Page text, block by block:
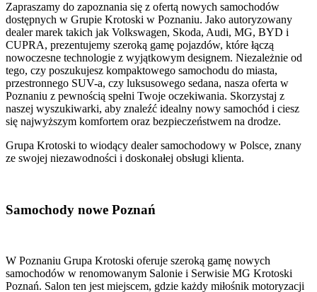
Zapraszamy do zapoznania się z ofertą nowych samochodów
dostępnych w Grupie Krotoski w Poznaniu. Jako autoryzowany
dealer marek takich jak Volkswagen, Skoda, Audi, MG, BYD i
CUPRA, prezentujemy szeroką gamę pojazdów, które łączą
nowoczesne technologie z wyjątkowym designem. Niezależnie od
tego, czy poszukujesz kompaktowego samochodu do miasta,
przestronnego SUV-a, czy luksusowego sedana, nasza oferta w
Poznaniu z pewnością spełni Twoje oczekiwania. Skorzystaj z
naszej wyszukiwarki, aby znaleźć idealny nowy samochód i ciesz
się najwyższym komfortem oraz bezpieczeństwem na drodze.
Grupa Krotoski to wiodący dealer samochodowy w Polsce, znany
ze swojej niezawodności i doskonałej obsługi klienta.
Samochody nowe Poznań
W Poznaniu Grupa Krotoski oferuje szeroką gamę nowych
samochodów w renomowanym Salonie i Serwisie MG Krotoski
Poznań. Salon ten jest miejscem, gdzie każdy miłośnik motoryzacji